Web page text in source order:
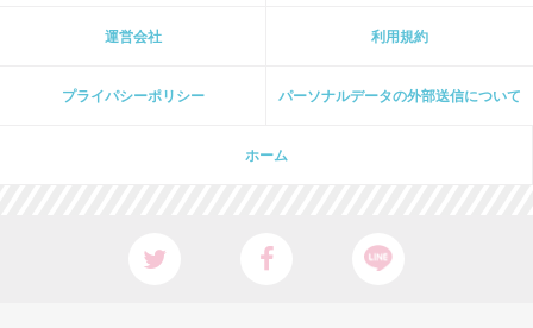
運営会社 利用規約
プライパシーポリシー パーソナルデータの外部送信について
ホーム